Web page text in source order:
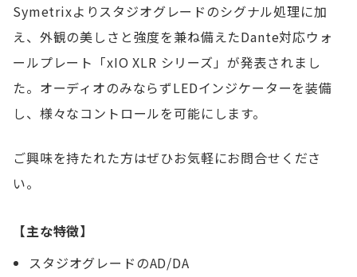
Symetrixよりスタジオグレードのシグナル処理に加
え、外観の美しさと強度を兼ね備えたDante対応ウォ
ールプレート「xIO XLR シリーズ」が発表されまし
た。オーディオのみならずLEDインジケーターを装備
し、様々なコントロールを可能にします。
ご興味を持たれた方はぜひお気軽にお問合せくださ
い。
【主な特徴】
スタジオグレードのAD/DA